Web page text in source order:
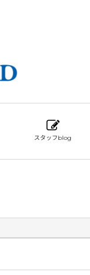
スタッフblog